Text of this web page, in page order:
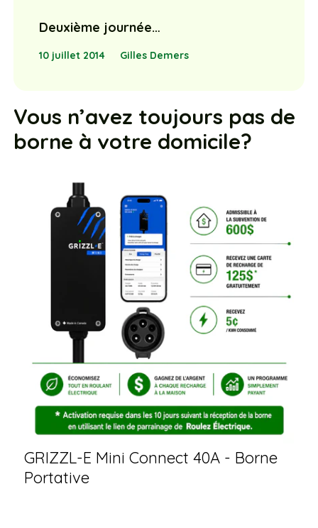
Deuxième journée…
10 juillet 2014 Gilles Demers
Vous n’avez toujours pas de
borne à votre domicile?
GRIZZL-E Mini Connect 40A - Borne
Portative